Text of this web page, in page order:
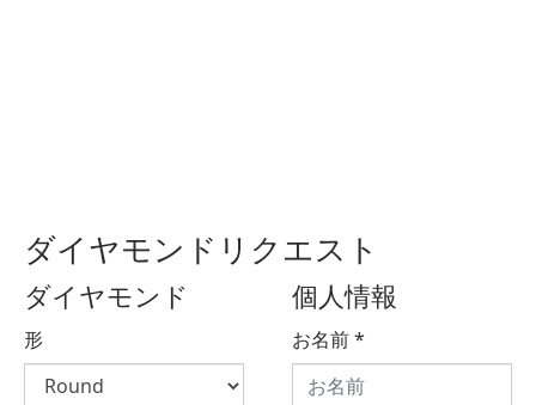
ダイヤモンドリクエスト
ダイヤモンド
形
個人情報
お名前*